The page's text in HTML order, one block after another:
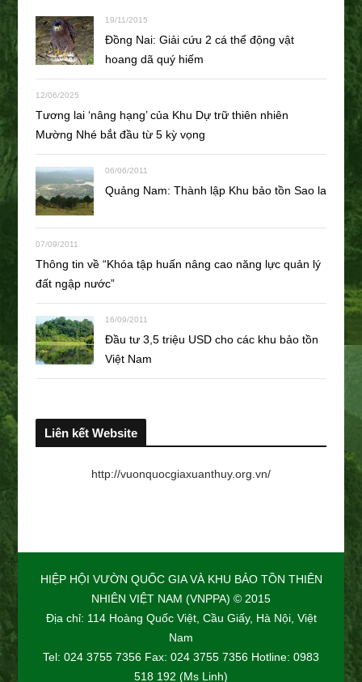
19/11/2015
Đồng Nai: Giải cứu 2 cá thể động vật
hoang dã quý hiếm
12/06/2025
Tương lai ‘nâng hạng’ của Khu Dự trữ thiên nhiên
Mường Nhé bắt đầu từ 5 kỳ vọng
06/06/2011
Quảng Nam: Thành lập Khu bảo tồn Sao la
07/09/2011
Thông tin về “Khóa tập huấn nâng cao năng lực quản lý
đất ngập nước”
16/09/2011
Đầu tư 3,5 triệu USD cho các khu bảo tồn
Việt Nam
Liên kết Website
http://vuonquocgiaxuanthuy.org.vn/
HIỆP HỘI VƯỜN QUỐC GIA VÀ KHU BẢO TỒN THIÊN
NHIÊN VIỆT NAM (VNPPA) © 2015
Địa chỉ: 114 Hoàng Quốc Việt, Cầu Giấy, Hà Nội, Việt
Nam
Tel: 024 3755 7356 Fax: 024 3755 7356 Hotline: 0983
518 192 (Ms Linh)